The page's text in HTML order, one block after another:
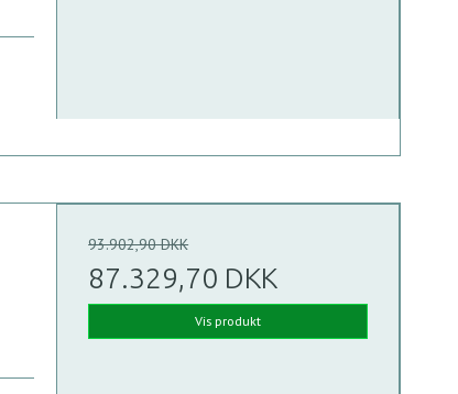
93.902,90 DKK
87.329,70 DKK
Vis produkt